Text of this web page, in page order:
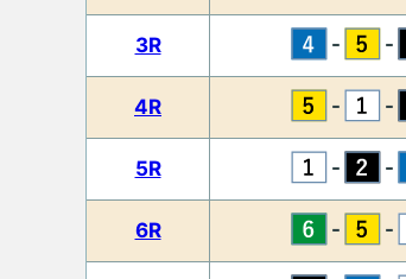
3R - -
4R - -
5R - -
6R - -